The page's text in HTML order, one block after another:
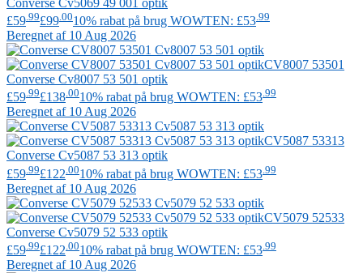
£59 .99£99 .0010% rabat på brug WOWTEN: £53 .99
Beregnet af 10 Aug 2026
CV8007 53501
Converse Cv8007 53 501 optik
£59.99£138.0010% rabat på brug WOWTEN: £53.99
Beregnet af 10 Aug 2026
CV5087 53313
Converse Cv5087 53 313 optik
£59 .99£122 .0010% rabat på brug WOWTEN: £53 .99
Beregnet af 10 Aug 2026
CV5079 52533
Converse Cv5079 52 533 optik
£59 .99£122 .0010% rabat på brug WOWTEN: £53 .99
Beregnet af 10 Aug 2026